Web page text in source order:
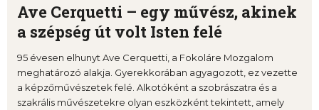
Ave Cerquetti – egy művész, akinek
a szépség út volt Isten felé
95 évesen elhunyt Ave Cerquetti, a Fokoláre Mozgalom
meghatározó alakja. Gyerekkorában agyagozott, ez vezette
a képzőművészetek felé. Alkotóként a szobrászatra és a
szakrális művészetekre olyan eszközként tekintett, amely